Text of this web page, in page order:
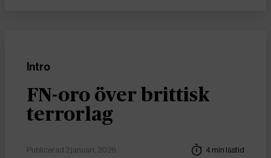
Intro
FN-oro över brittisk
terrorlag
Publicerad 2 januari, 2026 4 min lästid